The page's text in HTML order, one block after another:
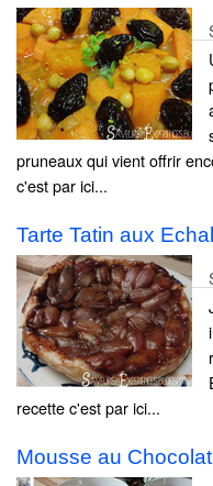
pruneaux qui vient offrir
c'est par ici...
Tarte Tatin aux
recette c'est par ici...
Mousse au